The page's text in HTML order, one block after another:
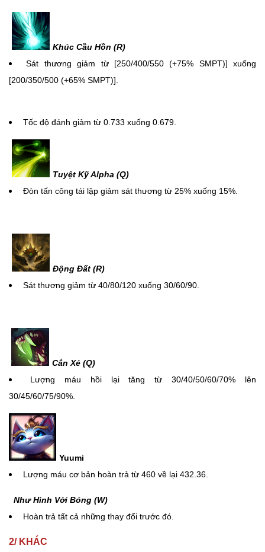
Khúc Cầu Hồn (R)
Sát thương giảm từ [250/400/550 (+75% SMPT)] xuống
[200/350/500 (+65% SMPT)].
Tốc độ đánh giảm từ 0.733 xuống 0.679.
Tuyệt Kỹ Alpha (Q)
Đòn tấn công tái lặp giảm sát thương từ 25% xuống 15%.
Động Đất (R)
Sát thương giảm từ 40/80/120 xuống 30/60/90.
Cắn Xé (Q)
Lượng máu hồi lại tăng từ 30/40/50/60/70% lên
30/45/60/75/90%.
Yuumi
Lượng máu cơ bản hoàn trả từ 460 về lại 432.36.
Như Hình Với Bóng (W)
Hoàn trả tất cả những thay đổi trước đó.
2/ KHÁC